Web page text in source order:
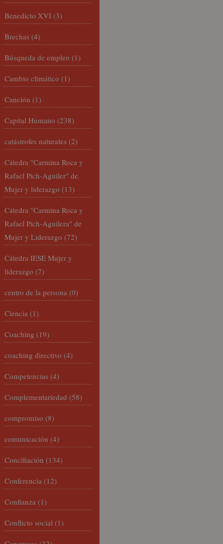
Benedicto XVI (3)
Brechas (4)
Búsqueda de empleo (1)
Cambio climático (1)
Canción (1)
Capital Humano (238)
catástrofes naturales (2)
Cátedra "Carmina Roca y
Rafael Pich-Aguiler" de
Mujer y liderazgo (13)
Cátedra "Carmina Roca y
Rafael Pich-Aguilera" de
Mujer y Liderazgo (72)
Cátedra IESE Mujer y
liderazgo (7)
centro de la persona (0)
Ciencia (1)
Coaching (19)
coaching directivo (4)
Competencias (4)
Complementariedad (58)
compromiso (8)
comunicación (4)
Conciliación (134)
Conferencia (12)
Confianza (1)
Conflicto social (1)